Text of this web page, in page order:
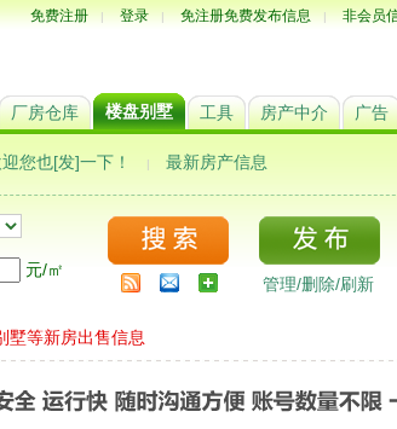
免费注册 | 登录 | 免注册免费发布信息 | 非会员
厂房仓库 楼盘别墅 工具 房产中介 广告
您也[发]一下！ | 最新房产信息
元/㎡
管理/删除/刷新
墅等新房出售信息